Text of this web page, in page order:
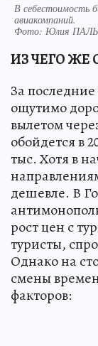
В себестоимость
авиакомпаний.
Фото: Юлия
ИЗ ЧЕГО
За
ощутимо
вылетом
обойдется в
тыс. Хотя в
дешевле. В
рост цен с
туристы,
Однако на
смены
факторов: